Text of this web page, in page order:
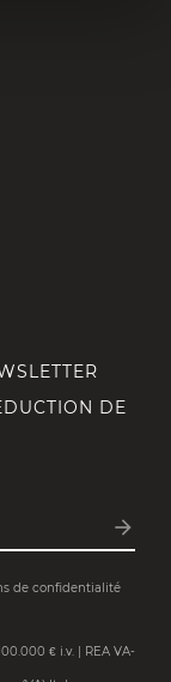
DE
arrow_forward
de confidentialité
€ i.v. | REA VA-